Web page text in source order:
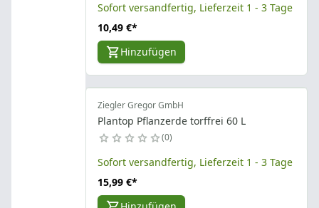
Sofort versandfertig, Lieferzeit 1 - 3 Tage
10,49 €*
Hinzufügen
Ziegler Gregor GmbH
Plantop Pflanzerde torffrei 60 L
0
Sofort versandfertig, Lieferzeit 1 - 3 Tage
15,99 €*